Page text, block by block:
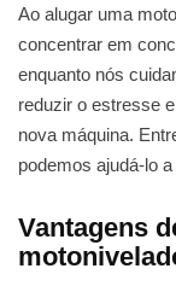
Ao alugar uma
concentrar em
enquanto nós
reduzir o estresse
nova máquina.
podemos ajudá-lo
Vantagens